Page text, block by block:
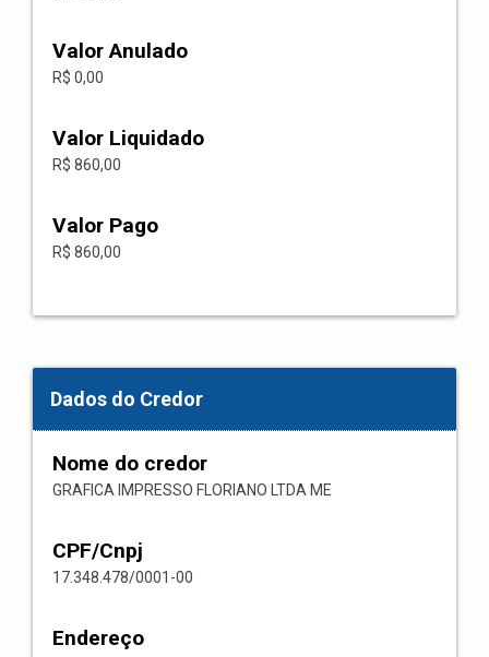
Valor Anulado
R$ 0,00
Valor Liquidado
R$ 860,00
Valor Pago
R$ 860,00
Dados do Credor
Nome do credor
GRAFICA IMPRESSO FLORIANO LTDA ME
CPF/Cnpj
17.348.478/0001-00
Endereço